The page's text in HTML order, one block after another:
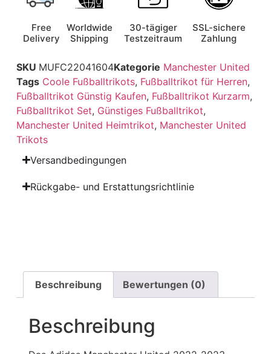
Free
Delivery
Worldwide
Shipping
30-tägiger
Testzeitraum
SSL-sichere
Zahlung
SKU MUFC22041604Kategorie Manchester United
Tags Coole Fußballtrikots, Fußballtrikot für Herren,
Fußballtrikot Günstig Kaufen, Fußballtrikot Kurzarm,
Fußballtrikot Set, Günstiges Fußballtrikot,
Manchester United Heimtrikot, Manchester United
Trikots
Versandbedingungen
Rückgabe- und Erstattungsrichtlinie
Beschreibung Bewertungen (0)
Beschreibung